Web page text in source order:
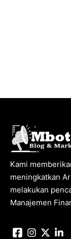
Kami
meningkatkan
melakukan
Manajemen